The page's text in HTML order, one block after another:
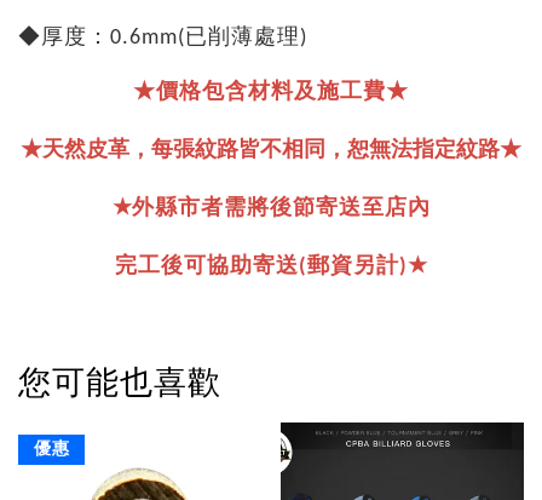
◆厚度：0.6mm(已削薄處理)
★價格包含材料及施工費★
★天然皮革，每張紋路皆不相同，恕無法指定紋路★
★外縣市者需將後節寄送至店內
完工後可協助寄送(郵資另計)★
您可能也喜歡
優惠